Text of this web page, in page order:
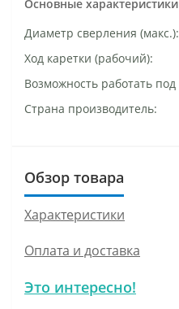
Основные характеристики
Диаметр сверления (макс.):
Ход каретки (рабочий):
Возможность работать
Страна производитель:
Обзор товара
Характеристики
Оплата и доставка
Это интересно!